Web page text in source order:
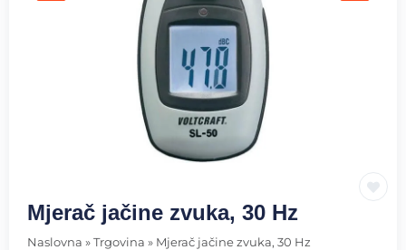
Mjerač jačine zvuka, 30 Hz
Naslovna » Trgovina » Mjerač jačine zvuka, 30 Hz